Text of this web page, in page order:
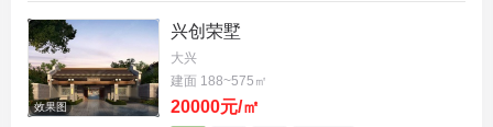
在这里，城市与自然、繁华与静谧……一切都恰如其
分。
效果图
兴创荣墅
大兴
建面 188~575㎡
20000元/㎡